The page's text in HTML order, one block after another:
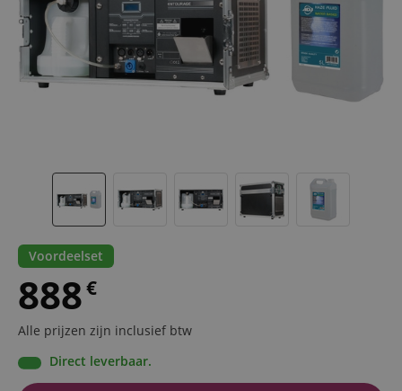
Voordeelset
888€
Alle prijzen zijn inclusief btw
Direct leverbaar.